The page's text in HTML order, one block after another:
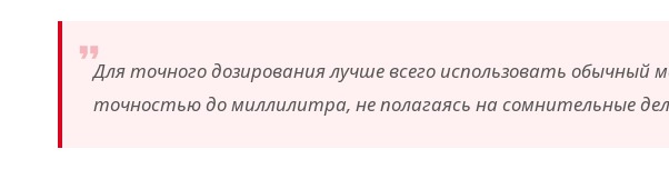
Для точного дозирования лучше всего использовать
точностью до миллилитра, не полагаясь на сомнительные